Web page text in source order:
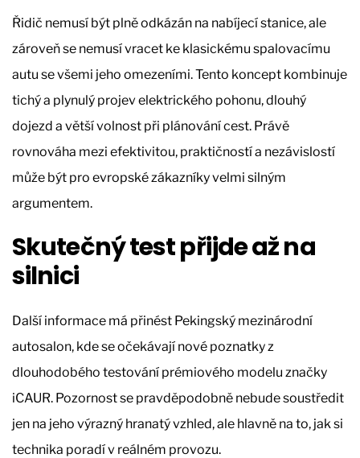
Řidič nemusí být plně odkázán na nabíjecí stanice, ale
zároveň se nemusí vracet ke klasickému spalovacímu
autu se všemi jeho omezeními. Tento koncept kombinuje
tichý a plynulý projev elektrického pohonu, dlouhý
dojezd a větší volnost při plánování cest. Právě
rovnováha mezi efektivitou, praktičností a nezávislostí
může být pro evropské zákazníky velmi silným
argumentem.
Skutečný test přijde až na
silnici
Další informace má přinést Pekingský mezinárodní
autosalon, kde se očekávají nové poznatky z
dlouhodobého testování prémiového modelu značky
iCAUR. Pozornost se pravděpodobně nebude soustředit
jen na jeho výrazný hranatý vzhled, ale hlavně na to, jak si
technika poradí v reálném provozu.